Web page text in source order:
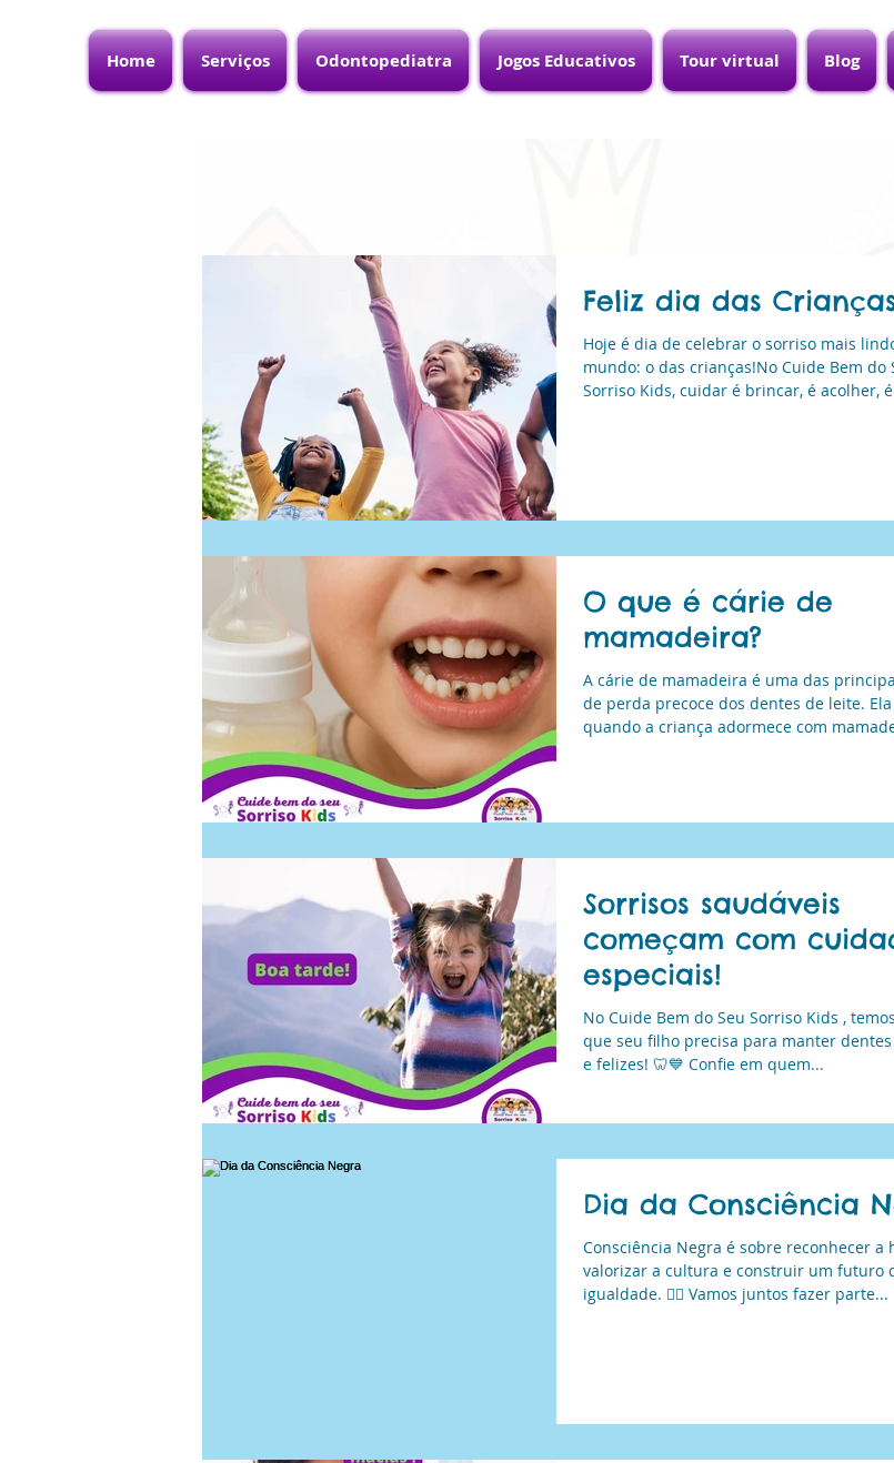
Home Serviços Odontopediatra Jogos Educativos Tour virtual Blog
Feliz dia das
Hoje é dia de celebrar o sorriso mais
mundo: o das crianças!No Cuide Bem do
Sorriso Kids, cuidar é brincar, é acolher,
O que é cárie de
mamadeira?
A cárie de mamadeira é uma das
de perda precoce dos dentes de leite. Ela
quando a criança adormece com
prejudicar a dentição permanente. No
para proteger a saúde bucal dos
Sorrisos saudáveis ​​
começam com
especiais!
No Cuide Bem do Seu Sorriso Kids , temos tudo o
que seu filho precisa para manter dentes
​​e felizes! 🦷💙 Confie em quem...
Dia da Consciência
Consciência Negra é sobre reconhecer a
valorizar a cultura e construir um futuro
igualdade. ✊🏾 Vamos juntos fazer parte...